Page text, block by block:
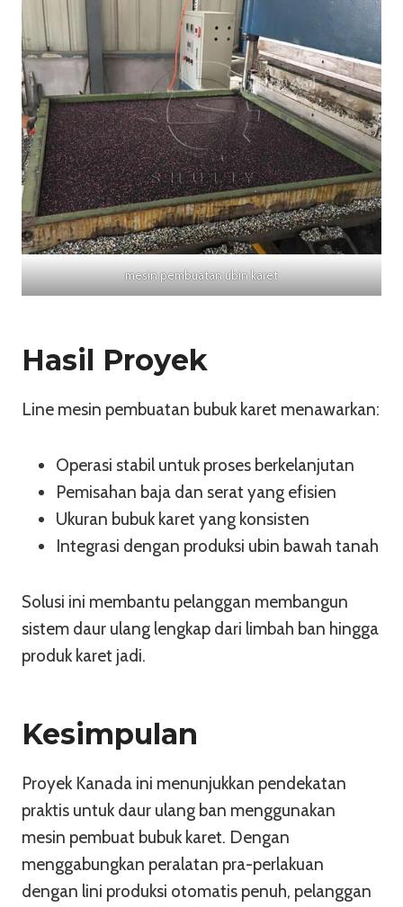
mesin pembuatan ubin karet
Hasil Proyek
Line mesin pembuatan bubuk karet menawarkan:
Operasi stabil untuk proses berkelanjutan
Pemisahan baja dan serat yang efisien
Ukuran bubuk karet yang konsisten
Integrasi dengan produksi ubin bawah tanah
Solusi ini membantu pelanggan membangun
sistem daur ulang lengkap dari limbah ban hingga
produk karet jadi.
Kesimpulan
Proyek Kanada ini menunjukkan pendekatan
praktis untuk daur ulang ban menggunakan
mesin pembuat bubuk karet. Dengan
menggabungkan peralatan pra-perlakuan
dengan lini produksi otomatis penuh, pelanggan